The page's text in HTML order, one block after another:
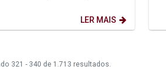
LER MAIS
321 - 340 de 1.713 resultados.